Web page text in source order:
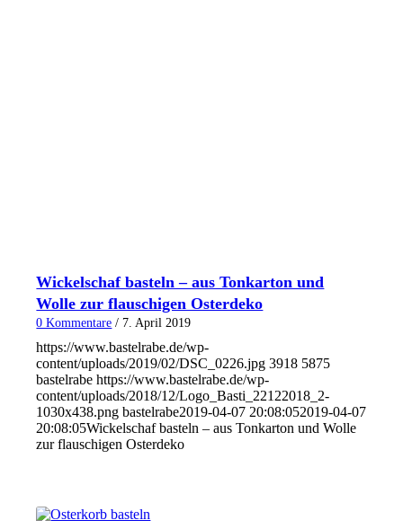
Wickelschaf basteln – aus Tonkarton und
Wolle zur flauschigen Osterdeko
0 Kommentare / 7. April 2019
https://www.bastelrabe.de/wp-
content/uploads/2019/02/DSC_0226.jpg 3918 5875
bastelrabe https://www.bastelrabe.de/wp-
content/uploads/2018/12/Logo_Basti_22122018_2-
1030x438.png bastelrabe2019-04-07 20:08:052019-04-07
20:08:05Wickelschaf basteln – aus Tonkarton und Wolle
zur flauschigen Osterdeko